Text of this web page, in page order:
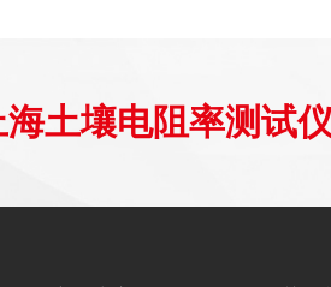
海土壤电阻率测试